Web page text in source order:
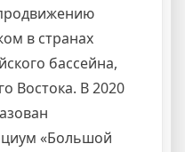
в странах
бассейна,
Востока. В 2020
«Большой